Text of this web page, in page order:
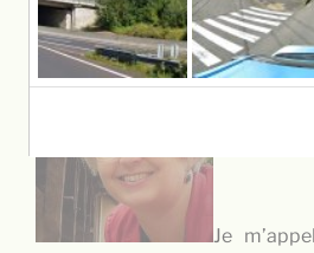
QUI SUIS-JE ?
Je